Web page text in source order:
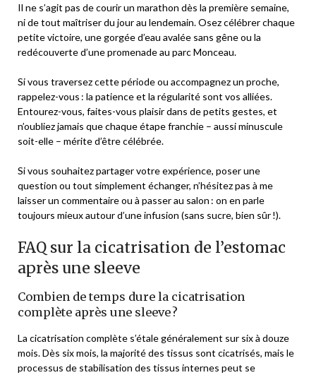
Il ne s’agit pas de courir un marathon dès la première semaine,
ni de tout maîtriser du jour au lendemain. Osez célébrer chaque
petite victoire, une gorgée d’eau avalée sans gêne ou la
redécouverte d’une promenade au parc Monceau.
Si vous traversez cette période ou accompagnez un proche,
rappelez-vous : la patience et la régularité sont vos alliées.
Entourez-vous, faites-vous plaisir dans de petits gestes, et
n’oubliez jamais que chaque étape franchie – aussi minuscule
soit-elle – mérite d’être célébrée.
Si vous souhaitez partager votre expérience, poser une
question ou tout simplement échanger, n’hésitez pas à me
laisser un commentaire ou à passer au salon : on en parle
toujours mieux autour d’une infusion (sans sucre, bien sûr !).
FAQ sur la cicatrisation de l’estomac
après une sleeve
Combien de temps dure la cicatrisation
complète après une sleeve ?
La cicatrisation complète s’étale généralement sur six à douze
mois. Dès six mois, la majorité des tissus sont cicatrisés, mais le
processus de stabilisation des tissus internes peut se